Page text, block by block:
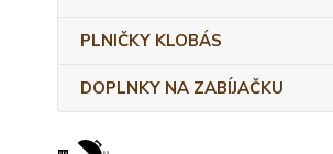
PLNIČKY KLOBÁS
DOPLNKY NA ZABÍJAČKU